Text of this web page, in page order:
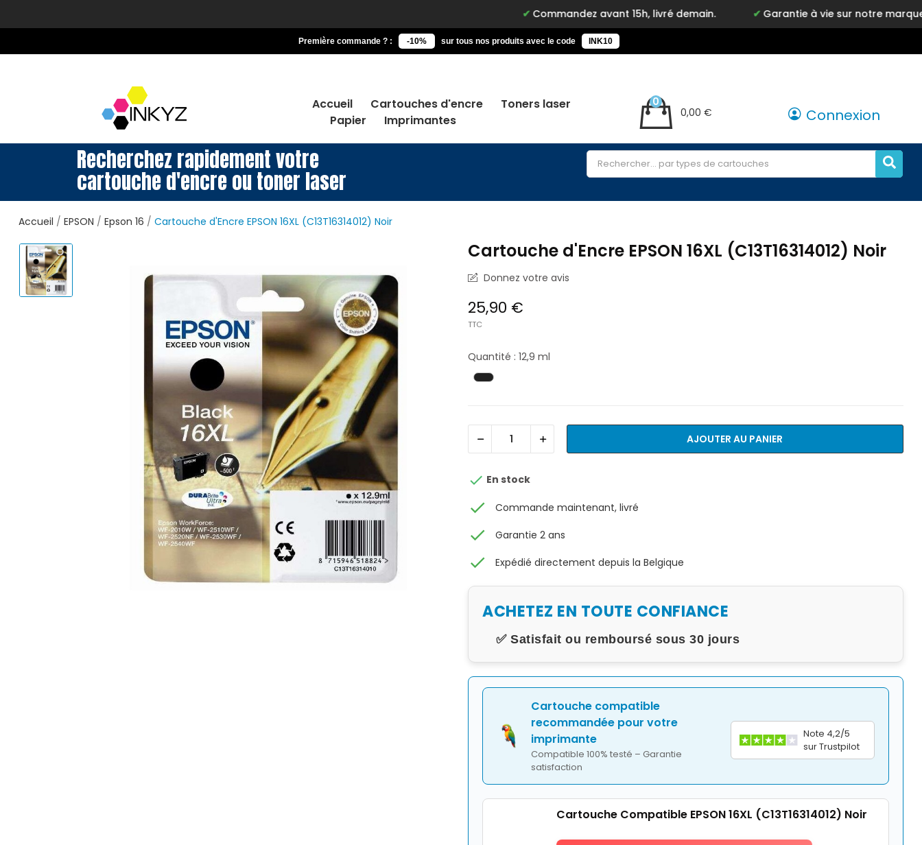
Commandez avant 15h, livré demain. Garantie à vie sur notre marque Inkyz
Première commande ? : -10% sur tous nos produits avec le code INK10
Accueil Cartouches d'encre
Toners laser
Papier
Imprimantes
0,00 €
0
Connexion
Recherchez rapidement votre
cartouche d'encre ou toner laser
Accueil EPSON Epson 16 Cartouche d'Encre EPSON 16XL (C13T16314012) Noir
Cartouche d'Encre EPSON 16XL (C13T16314012) Noir
Donnez votre avis
25,90 €
TTC
Quantité : 12,9 ml
AJOUTER AU PANIER
 En stock
check Commande maintenant, livré
check Garantie 2 ans
check Expédié directement depuis la Belgique
ACHETEZ EN TOUTE CONFIANCE
✅ Satisfait ou remboursé sous 30 jours
Cartouche compatible
recommandée pour votre
imprimante
Compatible 100% testé – Garantie
satisfaction
Note 4,2/5
sur Trustpilot
Cartouche Compatible EPSON 16XL (C13T16314012) Noir